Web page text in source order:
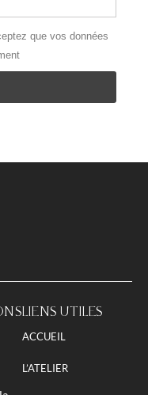
que vos données
LIENS UTILES
ACCUEIL
L’ATELIER